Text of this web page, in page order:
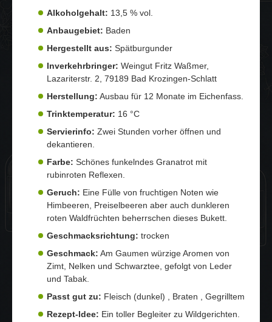
Alkoholgehalt: 13,5 % vol.
Anbaugebiet: Baden
Hergestellt aus: Spätburgunder
Inverkehrbringer: Weingut Fritz Waßmer,
Lazariterstr. 2, 79189 Bad Krozingen-Schlatt
Herstellung: Ausbau für 12 Monate im Eichenfass.
Trinktemperatur: 16 °C
Servierinfo: Zwei Stunden vorher öffnen und
dekantieren.
Farbe: Schönes funkelndes Granatrot mit
rubinroten Reflexen.
Geruch: Eine Fülle von fruchtigen Noten wie
Himbeeren, Preiselbeeren aber auch dunkleren
roten Waldfrüchten beherrschen dieses Bukett.
Geschmacksrichtung: trocken
Geschmack: Am Gaumen würzige Aromen von
Zimt, Nelken und Schwarztee, gefolgt von Leder
und Tabak.
Passt gut zu: Fleisch (dunkel) , Braten , Gegrilltem
Rezept-Idee: Ein toller Begleiter zu Wildgerichten.